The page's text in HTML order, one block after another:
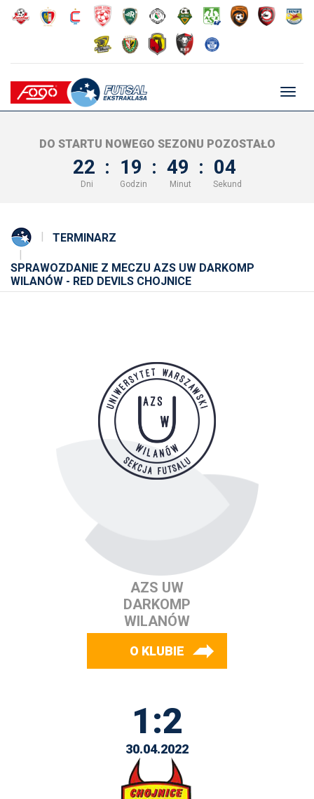
DO STARTU NOWEGO SEZONU POZOSTAŁO
22 : 19 : 49 : 03
Dni Godzin Minut Sekund
TERMINARZ
SPRAWOZDANIE Z MECZU AZS UW DARKOMP
WILANÓW - RED DEVILS CHOJNICE
AZS UW
DARKOMP
WILANÓW
O KLUBIE
1:2
30.04.2022